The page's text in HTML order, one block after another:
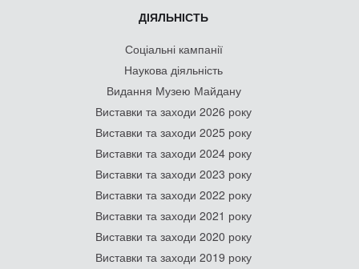
ДІЯЛЬНІСТЬ
Соціальні кампанії
Наукова діяльність
Видання Музею Майдану
Виставки та заходи 2026 року
Виставки та заходи 2025 року
Виставки та заходи 2024 року
Виставки та заходи 2023 року
Виставки та заходи 2022 року
Виставки та заходи 2021 року
Виставки та заходи 2020 року
Виставки та заходи 2019 року